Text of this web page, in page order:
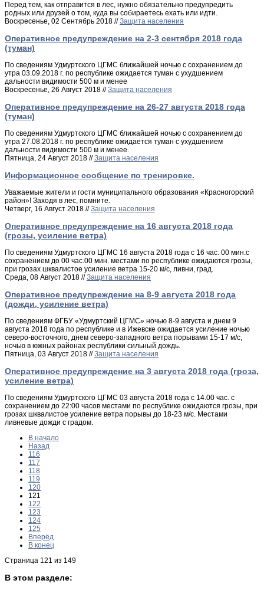
Перед тем, как отправится в лес, нужно обязательно предупредить
родных или друзей о том, куда вы собираетесь ехать или идти.
Воскресенье, 02 Сентябрь 2018 //Защита населения
Оперативное предупреждение на 2-3 сентября 2018 года
(туман)
По сведениям Удмуртского ЦГМС ближайшей ночью с сохранением до
утра 03.09.2018 г. по республике ожидается туман с ухудшением
дальности видимости 500 м и менее
Воскресенье, 26 Август 2018 //Защита населения
Оперативное предупреждение на 26-27 августа 2018 года
(туман)
По сведениям Удмуртского ЦГМС ближайшей ночью с сохранением до
утра 27.08.2018 г. по республике ожидается туман с ухудшением
дальности видимости 500 м и менее.
Пятница, 24 Август 2018 //Защита населения
Информационное сообщение по тренировке.
Уважаемые жители и гости муниципального образования «Красногорский
район»! Заходя в лес, помните.
Четверг, 16 Август 2018 //Защита населения
Оперативное предупреждение на 16 августа 2018 года
(грозы, усиление ветра)
По сведениям Удмуртского ЦГМС 16 августа 2018 года с 16 час. 00 мин.с
сохранением до 00 час.00 мин. местами по республике ожидаются грозы,
при грозах шквалистое усиление ветра 15-20 м/с, ливни, град.
Среда, 08 Август 2018 //Защита населения
Оперативное предупреждение на 8-9 августа 2018 года
(дожди, усиление ветра)
По сведениям ФГБУ «Удмуртский ЦГМС» ночью 8-9 августа и днем 9
августа 2018 года по республике и в Ижевске ожидается усиление ночью
северо-восточного, днем северо-западного ветра порывами 15-17 м/с,
ночью в южных районах республики сильный дождь.
Пятница, 03 Август 2018 //Защита населения
Оперативное предупреждение на 3 августа 2018 года (гроза,
усиление ветра)
По сведениям Удмуртского ЦГМС 03 августа 2018 года с 14.00 час. с
сохранением до 22:00 часов местами по республике ожидаются грозы, при
грозах шквалистое усиление ветра порывы до 18-23 м/с. Местами
ливневые дожди с градом.
В начало
Назад
116
117
118
119
120
121
122
123
124
125
Вперёд
В конец
Страница 121 из 149
В этом разделе: